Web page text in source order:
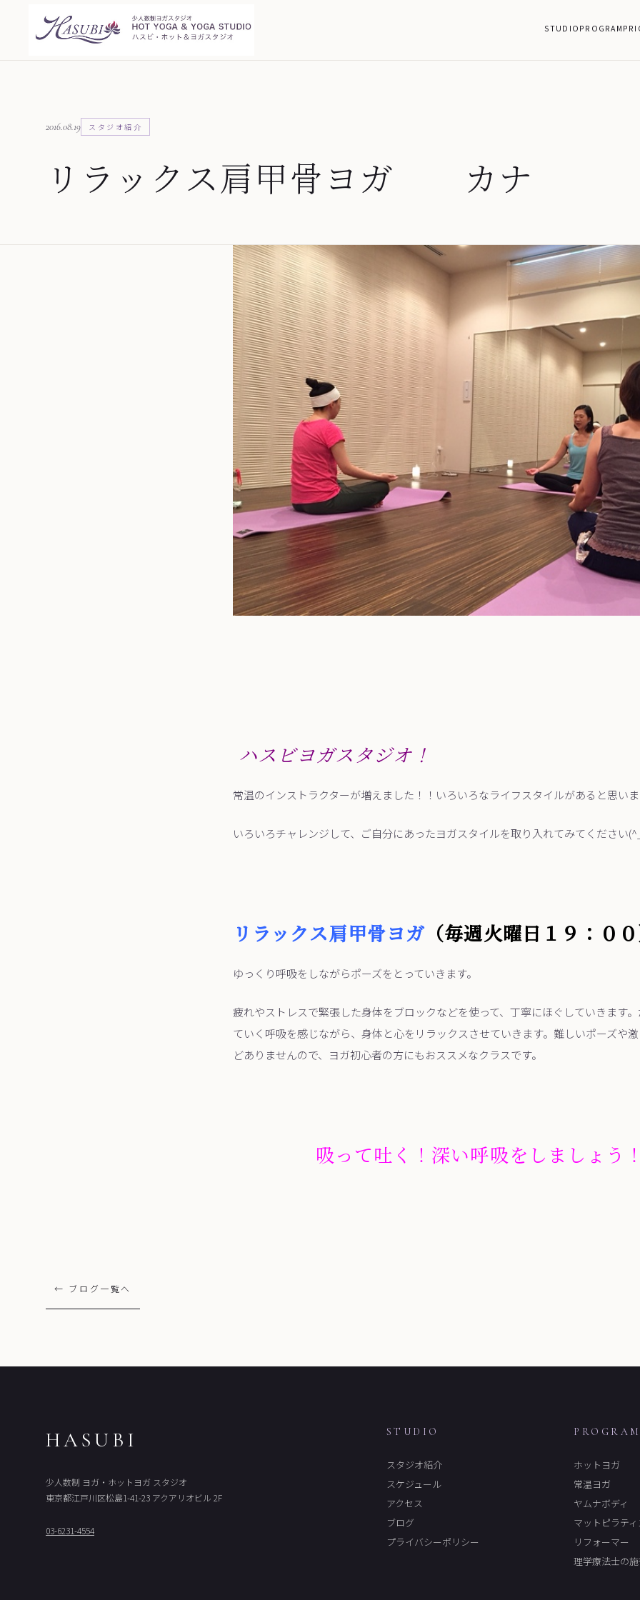
STUDIO PROGRAM
2016.08.19 スタジオ紹介
リラックス肩甲骨ヨガ カナ
ハスビヨガスタジオ！
常温のインストラクターが増えました！！いろいろなライフスタイルがあると思い
いろいろチャレンジして、ご自分にあったヨガスタイルを取り入れてみてください
リラックス肩甲骨ヨガ （毎週火曜日１９：００
ゆっくり呼吸をしながらポーズをとっていきます。
疲れやストレスで緊張した身体をブロックなどを使って、丁寧にほぐしていきます
ていく呼吸を感じながら、身体と心をリラックスさせていきます。難しいポーズや
どありませんので、ヨガ初心者の方にもおススメなクラスです。
吸って吐く！深い呼吸をしましょう！
← ブログ一覧へ
HASUBI
少人数制 ヨガ・ホットヨガ スタジオ
東京都江戸川区松島1-41-23 アクアリオビル 2F
03-6231-4554
STUDIO
スタジオ紹介
スケジュール
アクセス
ブログ
プライバシーポリシー
PROGRAM
ホットヨガ
常温ヨガ
ヤムナボディ
マットピラティ
リフォーマー
理学療法士の